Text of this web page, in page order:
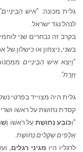
גלית מכונה: "אִישׁ הַבֵּינַיִים"
לנהל נגד ישראל.
בקרב זה נבחרים שני
בשני, ניצחון או כישלון
"וַיֵּצֵא אִישׁ הַבֵּינַיִים
וָזָרֶת".
גלית היה מצוייד בפרטי
קסדת נחושת על ראשו
"וְכוֹבַע נְחושֶׁת עַל רֹאשׁוֹ וְ
אֲלָפִיםשְׁקָלִים נְחֹושֶׁת.
לרגליו היו מגיני רגלים,